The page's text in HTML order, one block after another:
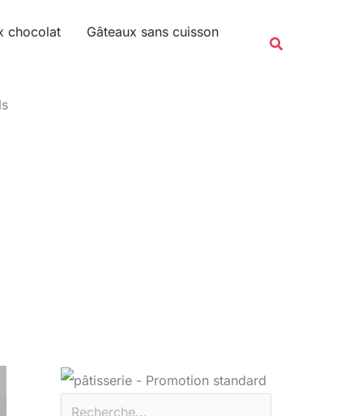
chocolat
Gâteaux sans cuisson